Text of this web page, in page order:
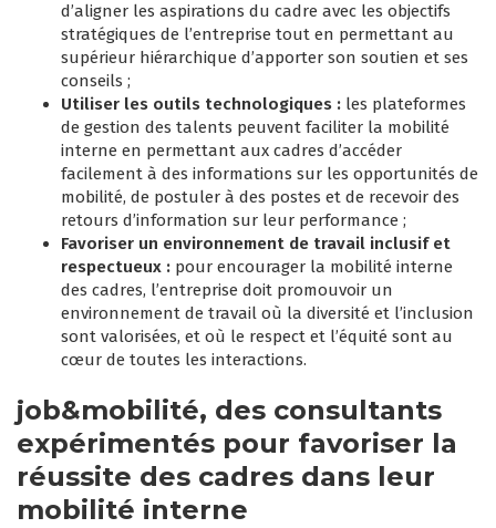
d’aligner les aspirations du cadre avec les objectifs
stratégiques de l’entreprise tout en permettant au
supérieur hiérarchique d’apporter son soutien et ses
conseils ;
Utiliser les outils technologiques : les plateformes
de gestion des talents peuvent faciliter la mobilité
interne en permettant aux cadres d’accéder
facilement à des informations sur les opportunités de
mobilité, de postuler à des postes et de recevoir des
retours d’information sur leur performance ;
Favoriser un environnement de travail inclusif et
respectueux : pour encourager la mobilité interne
des cadres, l’entreprise doit promouvoir un
environnement de travail où la diversité et l’inclusion
sont valorisées, et où le respect et l’équité sont au
cœur de toutes les interactions.
job&mobilité, des consultants
expérimentés pour favoriser la
réussite des cadres dans leur
mobilité interne